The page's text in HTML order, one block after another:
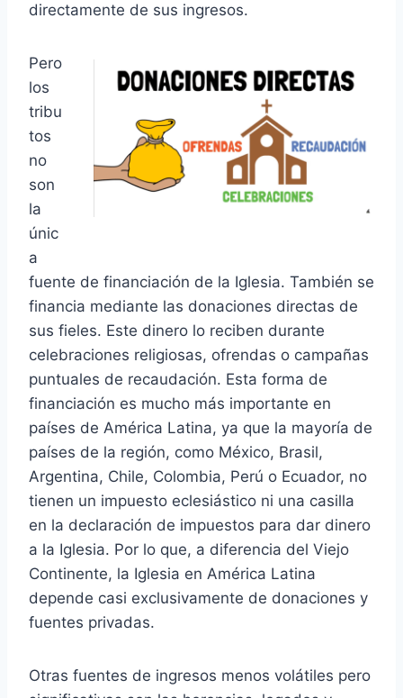
directamente de sus ingresos.
Pero
los
tribu
tos
no
son
la
únic
a
fuente de financiación de la Iglesia. También se
financia mediante las donaciones directas de
sus fieles. Este dinero lo reciben durante
celebraciones religiosas, ofrendas o campañas
puntuales de recaudación. Esta forma de
financiación es mucho más importante en
países de América Latina, ya que la mayoría de
países de la región, como México, Brasil,
Argentina, Chile, Colombia, Perú o Ecuador, no
tienen un impuesto eclesiástico ni una casilla
en la declaración de impuestos para dar dinero
a la Iglesia. Por lo que, a diferencia del Viejo
Continente, la Iglesia en América Latina
depende casi exclusivamente de donaciones y
fuentes privadas.
Otras fuentes de ingresos menos volátiles pero